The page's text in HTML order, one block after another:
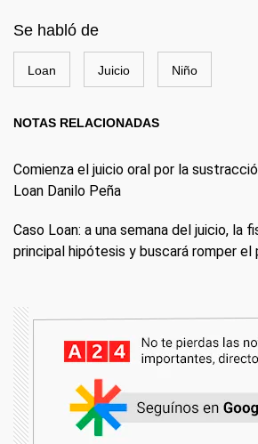
Se habló de
Loan Juicio Niño
NOTAS RELACIONADAS
Comienza el juicio oral por la
Loan Danilo Peña
Caso Loan: a una semana del juicio, la
principal hipótesis y buscará romper